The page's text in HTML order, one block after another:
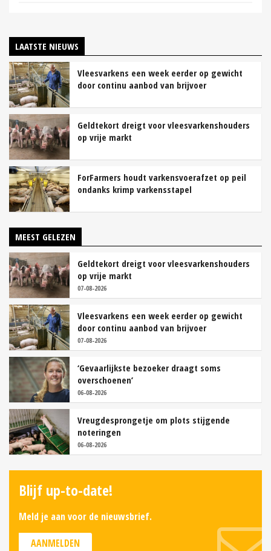
LAATSTE NIEUWS
Vleesvarkens een week eerder op gewicht
door continu aanbod van brijvoer
Geldtekort dreigt voor vleesvarkenshouders
op vrije markt
ForFarmers houdt varkensvoerafzet op peil
ondanks krimp varkensstapel
MEEST GELEZEN
Geldtekort dreigt voor vleesvarkenshouders
op vrije markt
07-08-2026
Vleesvarkens een week eerder op gewicht
door continu aanbod van brijvoer
07-08-2026
‘Gevaarlijkste bezoeker draagt soms
overschoenen’
06-08-2026
Vreugdesprongetje om plots stijgende
noteringen
06-08-2026
Blijf up-to-date!
Meld je aan voor de nieuwsbrief.
AANMELDEN